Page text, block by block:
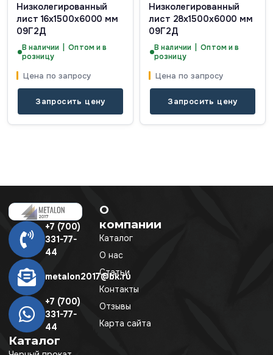
Низколегированный
лист 16х1500х6000 мм
09Г2Д
В наличии | Оптом и в
розницу
Цена по запросу
Запросить цену
Низколегированный
лист 28х1500х6000 мм
09Г2Д
В наличии | Оптом и в
розницу
Цена по запросу
Запросить цену
+7 (700)
331-77-
44
metalon2017@bk.ru
+7 (700)
331-77-
44
Каталог
О
компании
Каталог
О нас
Статьи
Контакты
Отзывы
Карта сайта